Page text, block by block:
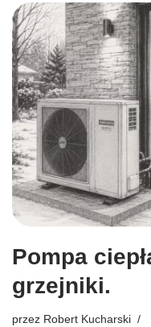
Pompa
grzejniki.
przez Robert Kucharski